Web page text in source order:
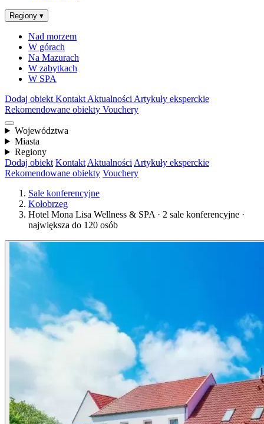
Regiony ▾
Nad morzem
W górach
Na Mazurach
W zabytkach
W SPA
Dodaj obiekt Kontakt Aktualności Artykuły eksperckie
Rekomendowane obiekty Vouchery
Województwa
Miasta
Regiony
Dodaj obiekt Kontakt Aktualności Artykuły eksperckie
Rekomendowane obiekty Vouchery
Sale konferencyjne
Kołobrzeg
Hotel Mona Lisa Wellness & SPA · 2 sale konferencyjne ·
największa do 120 osób